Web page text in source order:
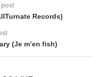
Records)
(Je m’en fish)